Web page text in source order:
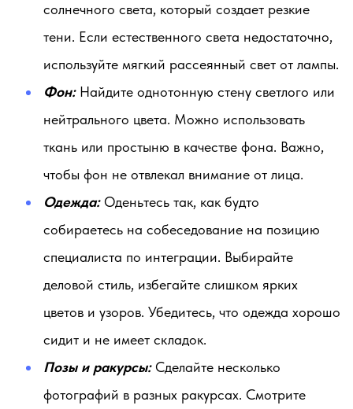
солнечного света, который создает резкие
тени. Если естественного света недостаточно,
используйте мягкий рассеянный свет от лампы.
Фон:Найдите однотонную стену светлого или
нейтрального цвета. Можно использовать
ткань или простыню в качестве фона. Важно,
чтобы фон не отвлекал внимание от лица.
Одежда:Оденьтесь так, как будто
собираетесь на собеседование на позицию
специалиста по интеграции. Выбирайте
деловой стиль, избегайте слишком ярких
цветов и узоров. Убедитесь, что одежда хорошо
сидит и не имеет складок.
Позы и ракурсы:Сделайте несколько
фотографий в разных ракурсах. Смотрите